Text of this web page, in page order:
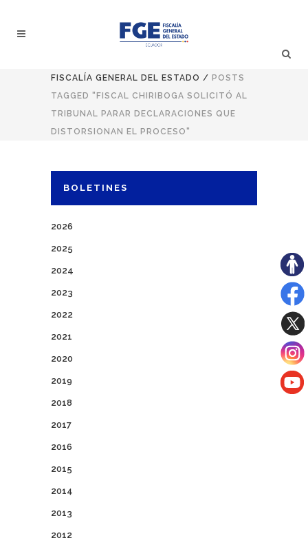
FISCALÍA GENERAL DEL ESTADO / POSTS
TAGGED "FISCAL CHIRIBOGA SOLICITÓ AL
TRIBUNAL PARAR DECLARACIONES QUE
DISTORSIONAN EL PROCESO"
BOLETINES
2026
2025
2024
2023
2022
2021
2020
2019
2018
2017
2016
2015
2014
2013
2012